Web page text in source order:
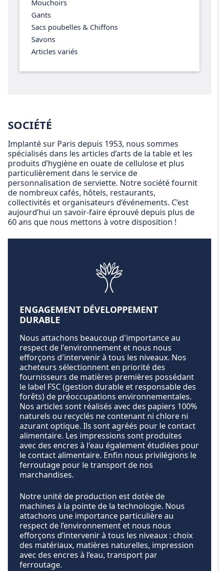
Mouchoirs
Gants
Sacs poubelles & Chiffons
Savons
Articles variés
SOCIÉTÉ
Implanté sur Paris depuis 1953, nous sommes
spécialisés dans les articles d’arts de la table et les
produits d’hygiène en ouate de cellulose et plus
particulièrement dans le service de
personnalisation de serviette. Notre société fournit
de nombreux cafés, hôtels, restaurants,
collectivités et organisateurs d’événements. C’est
aujourd’hui un savoir-faire éprouvé depuis plus de
60 ans que nous mettons à votre disposition !
ENGAGEMENT DÉVELOPPEMENT
DURABLE
Nous attachons beaucoup d'importance au
respect de l'environnement et nous nous
efforçons d'intervenir à tous les niveaux. Nos
acheteurs sélectionnent en priorité des
fournisseurs de matières premières possédant
le label FSC (gestion durable et responsable des
forêts) de préoccupations environnementales.
Nos articles sont réalisés avec des papiers 100%
naturels ou recyclés ne contenant ni chlore ni
azurant optique. Ils sont agréés pour le contact
alimentaire. Les impressions sont produites
avec des encres à l'eau également étudiées pour
le contact alimentaire. Enfin nous privilégions le
ferroutage pour le transport de nos
marchandises.
Notre unité de production est dotée de
machines à la pointe de la technologie. Nous
attachons une importance particulière au
respect de l’environnement et nous nous
efforçons d’intervenir à tous les niveaux : choix
des matériaux, matières naturelles, impression
avec des encres à l’eau, transport par
ferroutage.